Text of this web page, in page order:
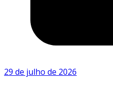
29 de julho de 2026